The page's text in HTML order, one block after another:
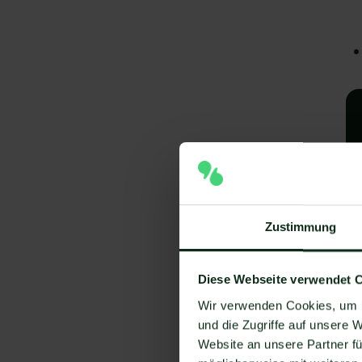
Zustimmung
Diese Webseite verwendet
Wir verwenden Cookies,
und die Zugriffe auf unsere
Website an unsere Partner